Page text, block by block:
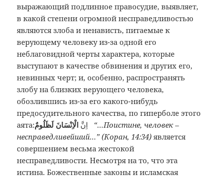
выражающий подлинное правосудие, выявляет,
в какой степени огромной несправедливостью
являются злоба и ненависть, питаемые к
верующему человеку из-за одной его
неблаговидной черты характера, которые
выступают в качестве обвинения и других его,
невинных черт; и, особенно, распространять
злобу на близких верующего человека,
обозлившись из-за его какого-нибудь
предосудительного качества, по гиперболе этого
аята:
اِنَّ
“…Поистине, человек –
несправедливейший…” (Коран, 14:34) является
совершением весьма жестокой
несправедливости. Несмотря на то, что эта
истина. Божественные законы и исламская